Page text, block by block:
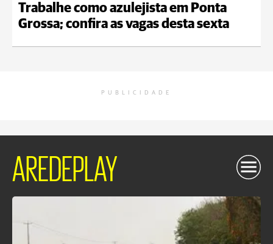
Trabalhe como azulejista em Ponta
Grossa; confira as vagas desta sexta
PUBLICIDADE
AREDEPLAY